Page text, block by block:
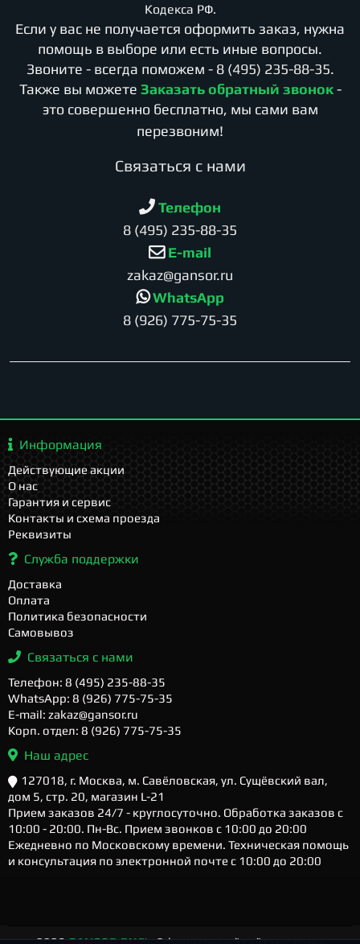
Кодекса РФ.
Если у вас не получается оформить заказ, нужна
помощь в выборе или есть иные вопросы.
Звоните - всегда поможем - 8 (495) 235-88-35.
Также вы можете Заказать обратный звонок -
это совершенно бесплатно, мы сами вам
перезвоним!
Cвязаться с нами
Телефон
8 (495) 235-88-35
E-mail
zakaz@gansor.ru
WhatsApp
8 (926) 775-75-35
Информация
Действующие акции
О нас
Гарантия и сервис
Контакты и схема проезда
Реквизиты
Служба поддержки
Доставка
Оплата
Политика безопасности
Самовывоз
Связаться с нами
Телефон: 8 (495) 235-88-35
WhatsApp: 8 (926) 775-75-35
E-mail: zakaz@gansor.ru
Корп. отдел: 8 (926) 775-75-35
Наш адрес
127018, г. Москва, м. Савёловская, ул. Сущёвский вал,
дом 5, стр. 20, магазин L-21
Прием заказов 24/7 - круглосуточно. Обработка заказов с
10:00 - 20:00. Пн-Вс. Прием звонков с 10:00 до 20:00
Ежедневно по Московскому времени. Техническая помощь
и консультация по электронной почте с 10:00 до 20:00